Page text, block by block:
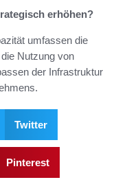
erhöhen?
umfassen die
Nutzung von
der Infrastruktur
Twitter
Pinterest